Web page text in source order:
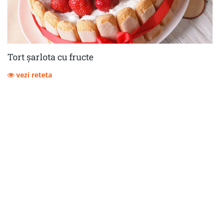
Tort șarlota cu fructe
vezi reteta